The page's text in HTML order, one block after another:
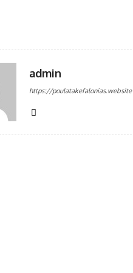
admin
https://poulatakefalonias.website